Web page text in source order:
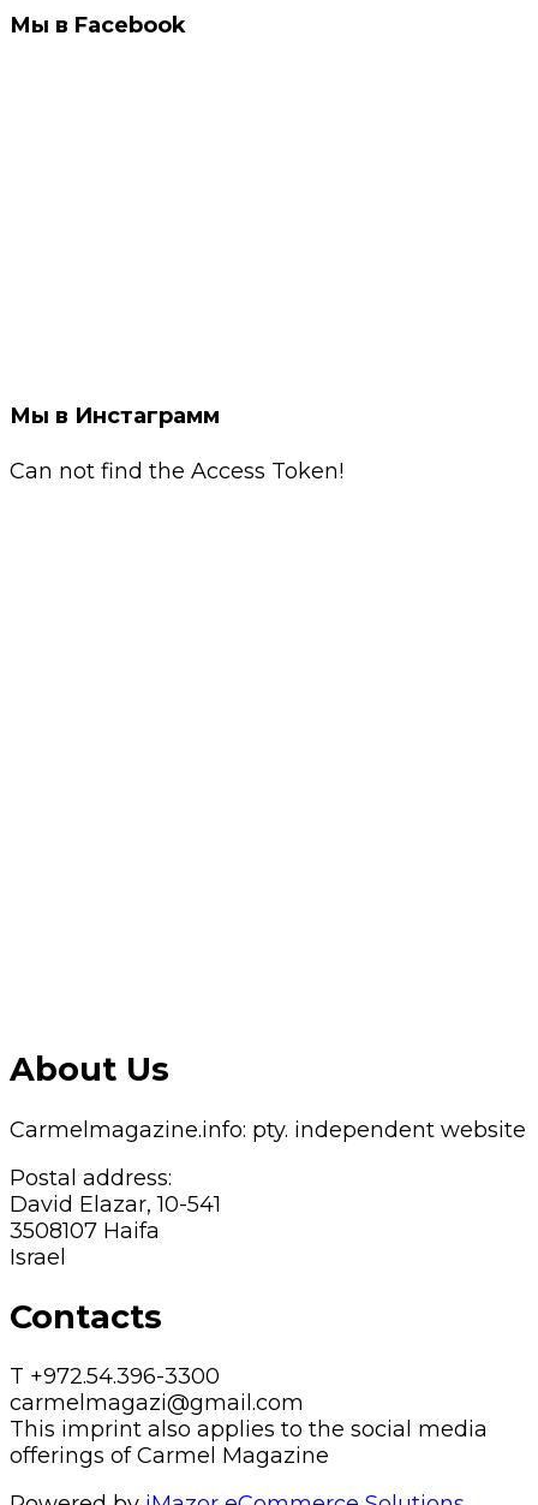
Мы в Facebook
Мы в Инстаграмм
Can not find the Access Token!
About Us
Carmelmagazine.info: pty. independent website
Postal address:
David Elazar, 10-541
3508107 Haifa
Israel
Contacts
T +972.54.396-3300
carmelmagazi@gmail.com
This imprint also applies to the social media
offerings of Carmel Magazine